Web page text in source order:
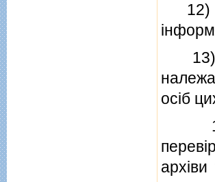
12)
13)
осiб
14)